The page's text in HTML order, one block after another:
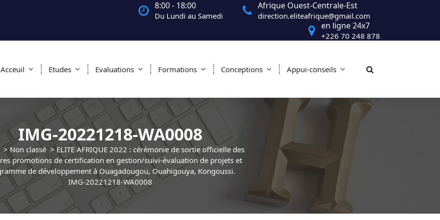
8:00 - 18:00
Du Lundi au Samedi
Afrique Ouest-Centrale-Est
direction.eliteafrique@gmail.com
en ligne 24x7
+226 70 248 878
Acceuil Etudes Evaluations Formations Conceptions Appui-conseils
IMG-20221218-WA0008
>Non classé >ELITE AFRIQUE 2022 : cérémonie de sortie officielle des
promotions de certification en gestion/suivi-évaluation de projets et
de développement à Ouagadougou, Ouahigouya, Kongoussi.
IMG-20221218-WA0008